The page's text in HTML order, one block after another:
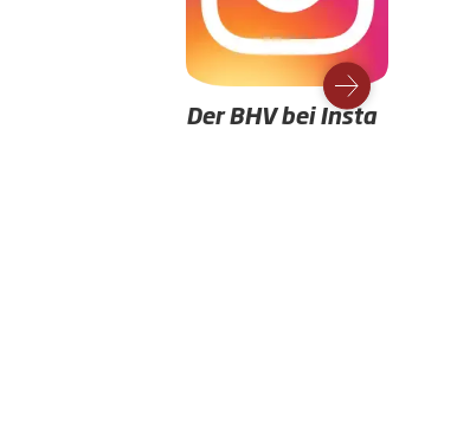
Der BHV bei Insta